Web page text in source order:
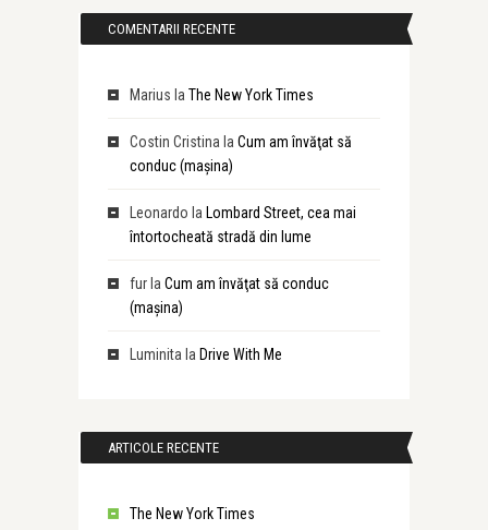
COMENTARII RECENTE
Marius la The New York Times
Costin Cristina la Cum am învăţat să
conduc (maşina)
Leonardo la Lombard Street, cea mai
întortocheată stradă din lume
furla Cum am învăţat să conduc
(maşina)
Luminita la Drive With Me
ARTICOLE RECENTE
The New York Times